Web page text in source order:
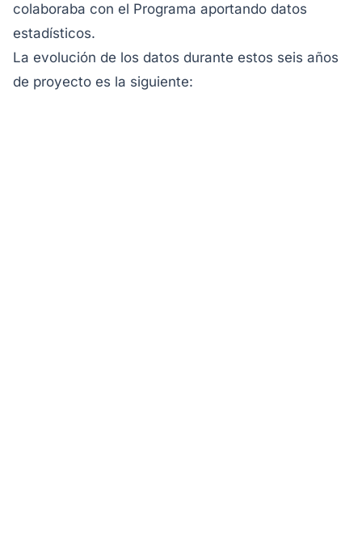
colaboraba con el Programa aportando datos
estadísticos.
La evolución de los datos durante estos seis años
de proyecto es la siguiente: